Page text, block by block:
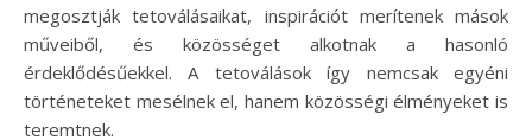
megosztják tetoválásaikat, inspirációt merítenek mások
műveiből, és közösséget alkotnak a hasonló
érdeklődésűekkel. A tetoválások így nemcsak egyéni
történeteket mesélnek el, hanem közösségi élményeket is
teremtnek.